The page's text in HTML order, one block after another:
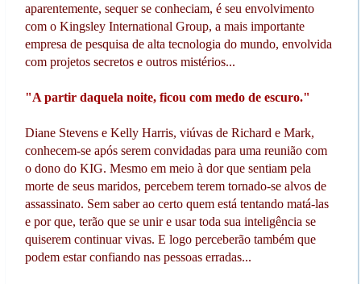
aparentemente, sequer se conheciam, é seu envolvimento
com o Kingsley International Group, a mais importante
empresa de pesquisa de alta tecnologia do mundo, envolvida
com projetos secretos e outros mistérios...
"A partir daquela noite, ficou com medo de escuro."
Diane Stevens e Kelly Harris, viúvas de Richard e Mark,
conhecem-se após serem convidadas para uma reunião com
o dono do KIG. Mesmo em meio à dor que sentiam pela
morte de seus maridos, percebem terem tornado-se alvos de
assassinato. Sem saber ao certo quem está tentando matá-las
e por que, terão que se unir e usar toda sua inteligência se
quiserem continuar vivas. E logo perceberão também que
podem estar confiando nas pessoas erradas...